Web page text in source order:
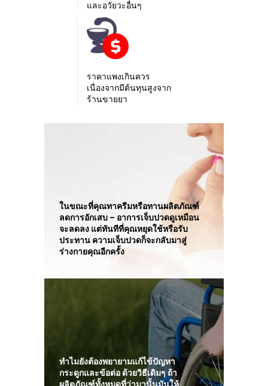
และอวัยวะอื่นๆ
ราคาแพงเกินควร
เนื่องจากมีต้นทุนสูงจาก
ร้านขายยา
ในขณะที่คุณทาครีมหรือทานผลิตภัณฑ์
ลดการอักเสบ – อาการเจ็บปวดดูเหมือน
จะลดลง แต่ทันทีที่คุณหยุดใช้หรือรับ
ประทาน ความเจ็บปวดก็จะกลับมาสู่
ร่างกายคุณอีกครั้ง
ทำไมยังต้องพยายามแก้ไข้ปัญหา
กระดูกและข้อต่อ ด้วยวิธีเดิมๆ ถ้า